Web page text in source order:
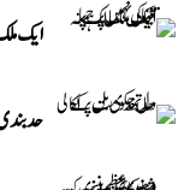
ایک
حد